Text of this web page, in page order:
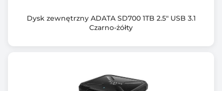
Dysk zewnętrzny ADATA SD700 1TB 2.5" USB 3.1
Czarno-żółty